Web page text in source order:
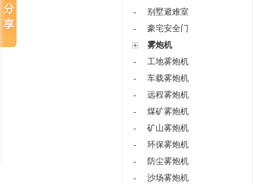
-
别墅避难室
-
豪宅安全门
雾炮机
-
工地雾炮机
-
车载雾炮机
-
远程雾炮机
-
煤矿雾炮机
-
矿山雾炮机
-
环保雾炮机
-
防尘雾炮机
-
沙场雾炮机